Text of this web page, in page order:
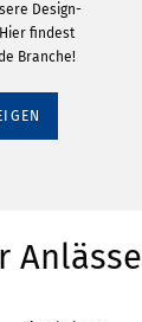
Design-
findest
Branche!
Anlässe